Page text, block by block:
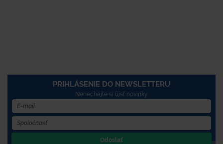
PRIHLÁSENIE DO NEWSLETTERU
Nenechajte si újsť novinky
Odoslať